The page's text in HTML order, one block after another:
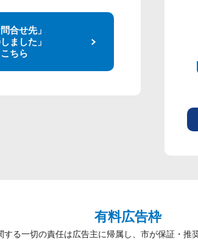
合せ先」
ました」
ちら
有料広告枠
する一切の責任は広告主に帰属し、市が保証・推